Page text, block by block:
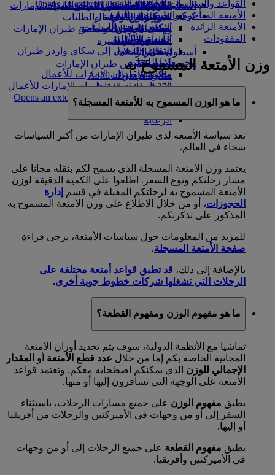
تناول الطعام في الدرجة السياحية
الممتازة
وجبات الدرجة السياحية
المشروبات
أسطول طائراتنا
بوينج 777
طائرة الإمارات A380
A350 طائرة الإمارات
الإمارات للطيران الخاص
توزيع المقاعد
السوق الحرة
متجرنا الرسمي
التسلية للأطفال
الترفيه عن الأطفال
ألعاب الأطفال
أنشطة للأطفال
in a new tab
كوكبنا
الاستدامة في العمليات
السياسة البيئية
التقارير البيئية
مجتمعاتنا المحلية
مؤسسة طيران الإمارات للأعمال
الإنسانيةمؤسسة طيران الإمارات للأعمال
الإنسانية Opens an external link in a new
tab
الرعاية
Opens an external link in a new tab
شركاؤنا
سكاي واردز رايل
حاسبة الأميال
تسجيل الدخول إلى سكاي واردز طيران
الإمارات
سكاي واردز+
السفر لأصحاب الهمم مع طيران الإمارات
المساعدة الخاصة والطلبات
تجربتكم على متن الطائرة
الأدوات والموارد
الهاتف المتحرك وتطبيق طيران الإمارات
إلغاء حجز أو تغييره
تعطل الرحلات
معلومات عن طيران الإمارات
القواعد والسياسات الخاصة بالأمتعة
الأمتعة المتأخرة والمتضررة والتتبع
الأمتعة الزائدة
المفقودات
وزن الأمتعة المسموح به
ما هو الوزن المسموح به للأمتعة المسجلة؟
تعد سياسة الأمتعة لدى طيران الإمارات من أكثر السياسات
سخاء في العالم.
يعتمد وزن الأمتعة المسجلة الذي يسمح لكم بنقله مجانا على
مسار رحلتكم ونوع السعر. اطلعوا على الكمية الدقيقة لوزن
الأمتعة المسموح به لرحلتكم المقبلة في قسم إدارة
الحجوزات، أو من خلال الاطلاع على وزن الأمتعة المسموح به
المذكور على تذكرتكم.
للمزيد من المعلومات حول سياسات الأمتعة، يرجى قراءة
صفحة الأمتعة المسجلة.
بالإضافة إلى ذلك، قد تطبق قواعد أمتعة مختلفة على
الرحلات التي تشغلها شركات خطوط جوية أخرى.
ما هو مفهوم الوزن ومفهوم القطعة؟
تماشيا مع الأنظمة الدولية، سوف يتم تحديد أوزان الأمتعة
المجانية الخاصة بكم إما من خلال عدد قطع الأمتعة أو المقدار
الإجمالي للوزن الذي يمكنكم اصطحابه معكم. وتعتمد قواعد
الأمتعة على الوجهة التي تسافرون إليها أو منها.
يطبق مفهوم الوزن على جميع مسارات الرحلات، باستثناء
السفر إلى أو من وجهات في الأميركتين والرحلات من أفريقيا
أو إليها.
يطبق مفهوم القطعة على جميع الرحلات إلى أو من وجهات
في الأميركتين وأفريقيا.